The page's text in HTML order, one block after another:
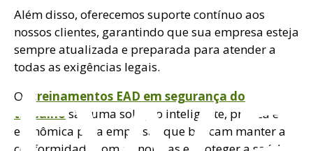
Além disso, oferecemos suporte contínuo aos
nossos clientes, garantindo que sua empresa esteja
sempre atualizada e preparada para atender a
todas as exigências legais.
Os
treinamentos EAD em segurança do
trabalho são uma solução inteligente, prática e
econômica para empresas que buscam manter a